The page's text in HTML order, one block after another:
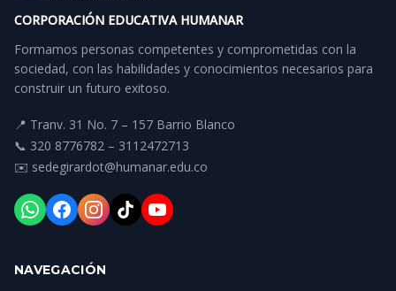
CORPORACIÓN EDUCATIVA HUMANAR
Formamos personas competentes y comprometidas con la
sociedad, con las habilidades y conocimientos necesarios para
construir un futuro exitoso.
📍 Tranv. 31 No. 7 – 157 Barrio Blanco
📞 320 8776782 – 3112472713
✉️ sedegirardot@humanar.edu.co
NAVEGACIÓN